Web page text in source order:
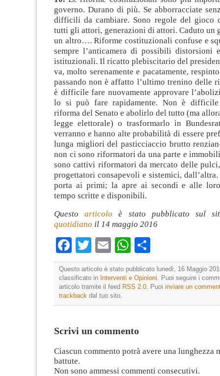
governo. Durano di più. Se abborracciate
difficili da cambiare. Sono regole del gioco
tutti gli attori, generazioni di attori. Caduto un
un altro…. Riforme costituzionali confuse e
sempre l’anticamera di possibili distorsioni
istituzionali. Il ricatto plebiscitario del
va, molto serenamente e pacatamente,
passando non è affatto l’ultimo trenino delle
è difficile fare nuovamente approvare
lo si può fare rapidamente. Non è
riforma del Senato e abolirlo del tutto (ma
legge elettorale) o trasformarlo in
verranno e hanno alte probabilità di essere
lunga migliori del pasticciaccio brutto
non ci sono riformatori da una parte e
sono cattivi riformatori da mercato delle
progettatori consapevoli e sistemici,
porta ai primi; la apre ai secondi e alle
tempo scritte e disponibili.
Questoarticolo è stato pubblicato sul
quotidiano il 14 maggio 2016
Facebook
TwitterEmailWhatsApp
Questo articolo è stato pubblicato lunedì, 16 Maggio
classificato in Interventi e Opinioni . Puoi seguire i
articolo tramite il feed RSS 2.0 . Puoi inviare un
trackback dal tuo sito.
Scrivi un commento
Ciascun commento potrà avere una lunghezza
battute.
Non sono ammessi commenti consecutivi.